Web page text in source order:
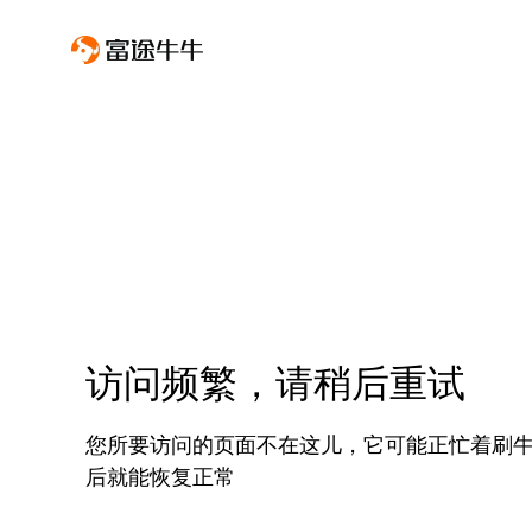
访问频繁，请稍后重试
您所要访问的页面不在这儿，它可能正忙着刷
后就能恢复正常